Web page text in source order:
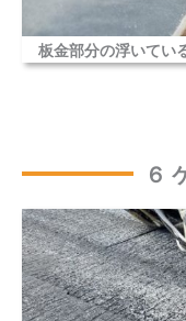
板金部分の浮いてい
６